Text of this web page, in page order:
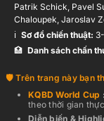
Patrik Schick, Pavel
Chaloupek, Jaroslav
ℹ️️ Sơ đồ chiến thuật:
🏥 Danh sách chấn
Trên trang này bạn
KQBDWorld Cup :
theo thời gian thực
Diễn biến &